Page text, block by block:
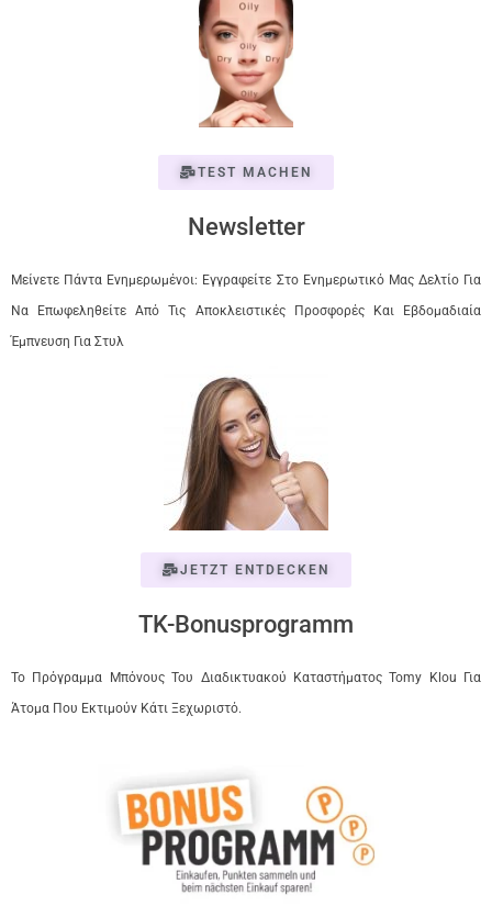
TEST MACHEN
Newsletter
Μείνετε Πάντα Ενημερωμένοι: Εγγραφείτε Στο Ενημερωτικό Μας Δελτίο Για
Να Επωφεληθείτε Από Τις Αποκλειστικές Προσφορές Και Εβδομαδιαία
Έμπνευση Για Στυλ
JETZT ENTDECKEN
TK-Bonusprogramm
Το Πρόγραμμα Μπόνους Του Διαδικτυακού Καταστήματος Tomy Klou Για
Άτομα Που Εκτιμούν Κάτι Ξεχωριστό.